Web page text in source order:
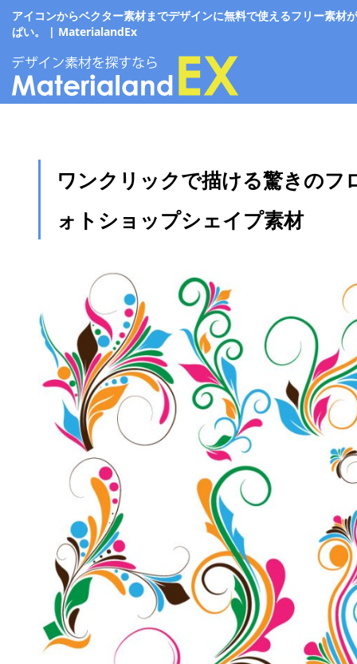
アイコンからベクター素材までデザインに無料で使えるフリー素材
ぱい。 | MaterialandEx
ワンクリックで描ける驚きの
ォトショップシェイプ素材